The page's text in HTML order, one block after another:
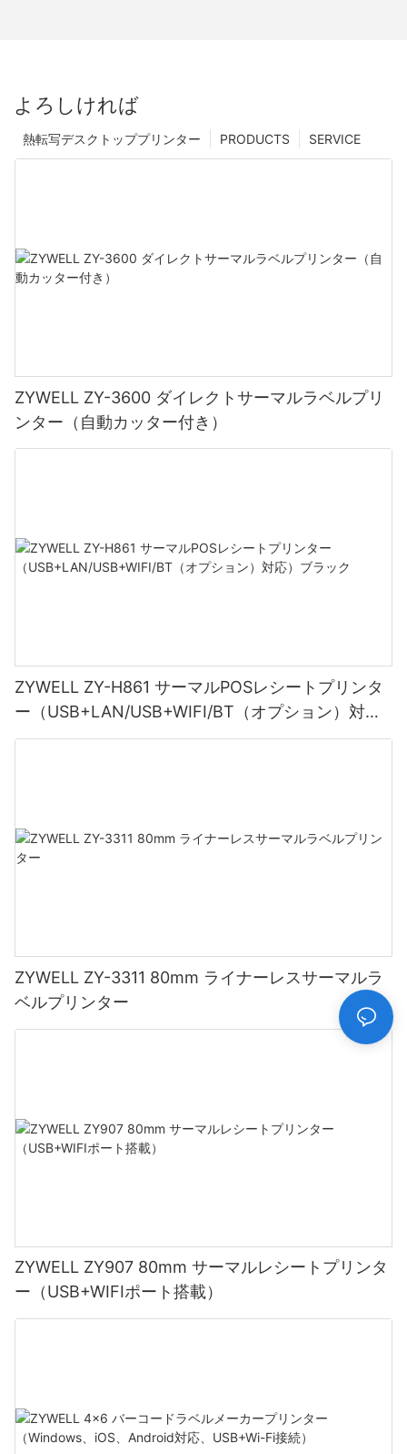
よろしければ
SERVICE
PRODUCTS
熱転写デスクトッププリンター
ZYWELL ZY-3600 ダイレクトサーマルラベルプリ
ンター（自動カッター付き）
ZYWELL ZY-H861 サーマルPOSレシートプリンタ
ー（USB+LAN/USB+WIFI/BT（オプション）対
応）ブラック
ZYWELL ZY-3311 80mm ライナーレスサーマルラ
ベルプリンター
ZYWELL ZY907 80mm サーマルレシートプリンタ
ー（USB+WIFIポート搭載）